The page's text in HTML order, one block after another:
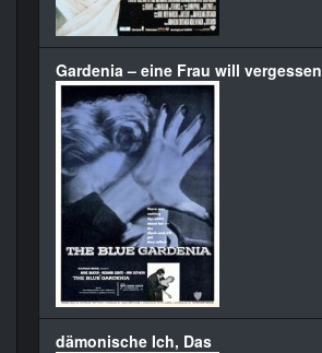
Gardenia – eine Frau will vergessen
dämonische Ich, Das